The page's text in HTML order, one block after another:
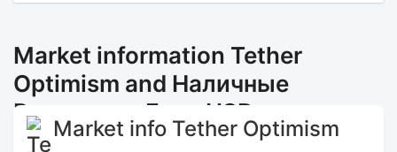
Market information Tether
Optimism and Наличные
Ростов-на-Дону USD
Market info Tether Optimism